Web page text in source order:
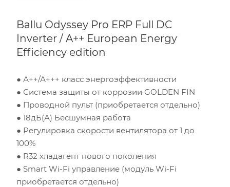
Ballu Odyssey Pro ERP Full DC
Inverter / A++ European Energy
Efficiency edition
● А++/А+++ класс энергоэффективности
● Система защиты от коррозии GOLDEN FIN
● Проводной пульт (приобретается отдельно)
● 18дБ(А) Бесшумная работа
● Регулировка скорости вентилятора от 1 до
100%
● R32 хладагент нового поколения
● Smart Wi-Fi управление (модуль Wi-Fi
приобретается отдельно)
Площадь помещения (кв.м)
Высота потолка (м)
Количество людей